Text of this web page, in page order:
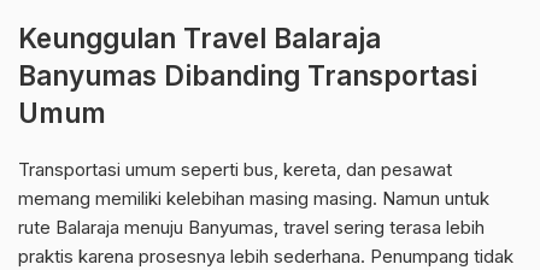
Keunggulan Travel Balaraja
Banyumas Dibanding Transportasi
Umum
Transportasi umum seperti bus, kereta, dan pesawat
memang memiliki kelebihan masing masing. Namun untuk
rute Balaraja menuju Banyumas, travel sering terasa lebih
praktis karena prosesnya lebih sederhana. Penumpang tidak